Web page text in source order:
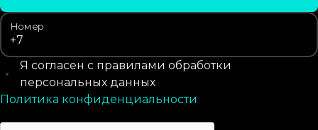
Номер
Я согласен с правилами обработки
персональных данных
Политика конфиденциальности